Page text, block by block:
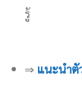
รู้
⇒ แนะนำตั